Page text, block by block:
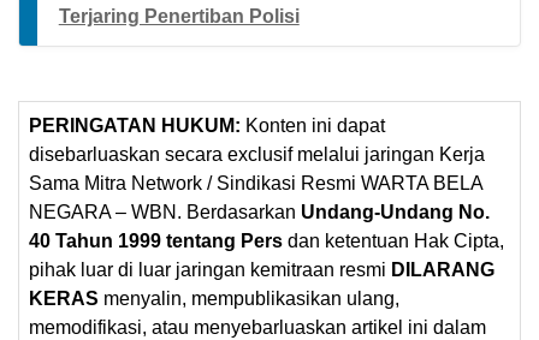
Terjaring Penertiban Polisi
PERINGATAN HUKUM: Konten ini dapat
disebarluaskan secara exclusif melalui jaringan Kerja
Sama Mitra Network / Sindikasi Resmi WARTA BELA
NEGARA – WBN. Berdasarkan Undang-Undang No.
40 Tahun 1999 tentang Pers dan ketentuan Hak Cipta,
pihak luar di luar jaringan kemitraan resmi DILARANG
KERAS menyalin, mempublikasikan ulang,
memodifikasi, atau menyebarluaskan artikel ini dalam